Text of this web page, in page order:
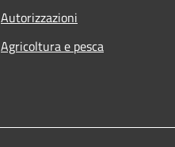
Autorizzazioni
Agricoltura e pesca